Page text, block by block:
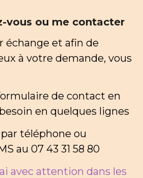
vous ou me contacter
échange et afin de
à votre demande, vous
de contact en
en quelques lignes
téléphone ou
au 07 43 31 58 80
avec attention dans les